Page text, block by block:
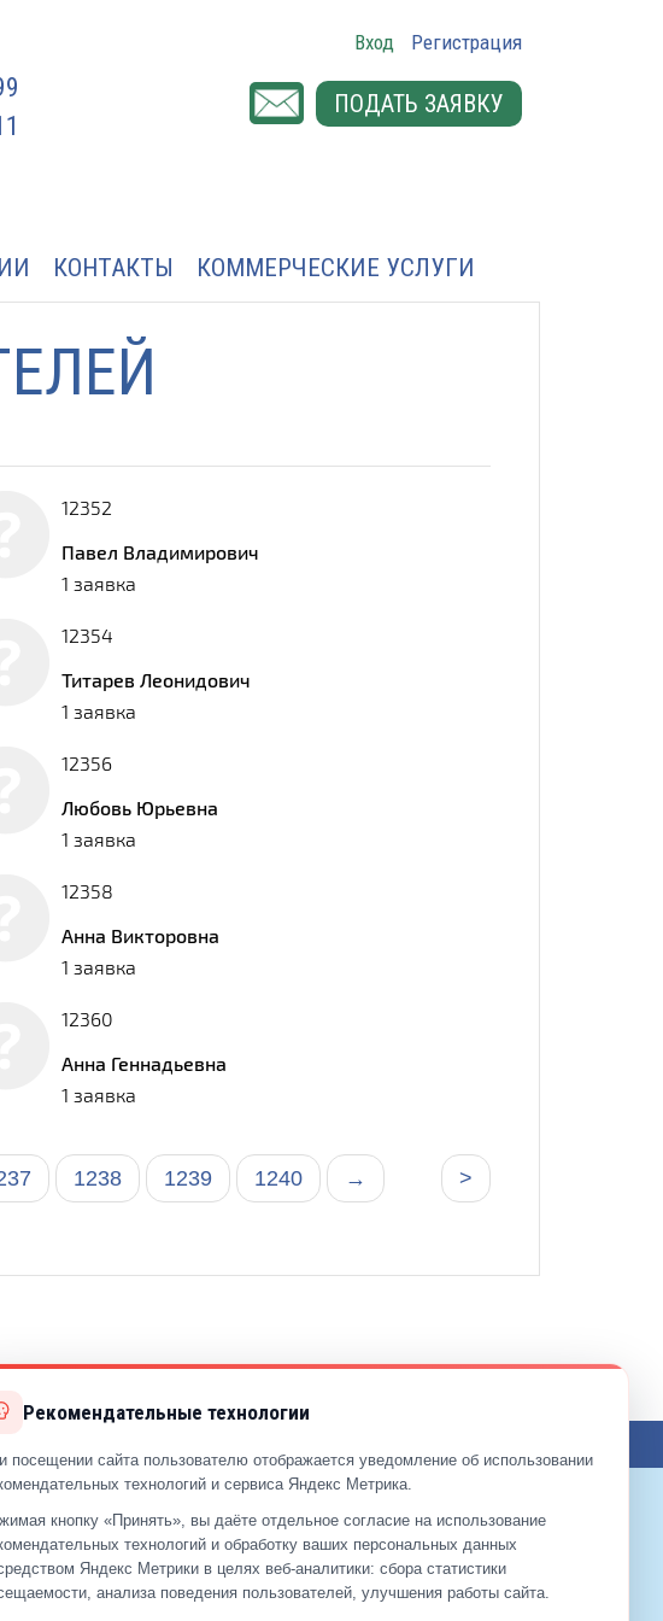
Вход Регистрация
ПОДАТЬ ЗАЯВКУ
КОНТАКТЫ КОММЕРЧЕСКИЕ УСЛУГИ
12352
Павел Владимирович
1 заявка
12354
Титарев Леонидович
1 заявка
12356
Любовь Юрьевна
1 заявка
12358
Анна Викторовна
1 заявка
12360
Анна Геннадьевна
1 заявка
1238 1239 1240 >
→
+7 (499)929-99-99
+7 (495)512-00-11
Рекомендательные технологии
посещении сайта пользователю отображается уведомление об использовании
технологий и сервиса Яндекс Метрика.
кнопку «Принять», вы даёте отдельное согласие на использование
технологий и обработку ваших персональных данных
Яндекс Метрики в целях веб‑аналитики: сбора статистики
анализа поведения пользователей, улучшения работы сайта.